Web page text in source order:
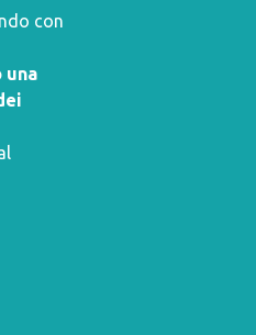
con
una